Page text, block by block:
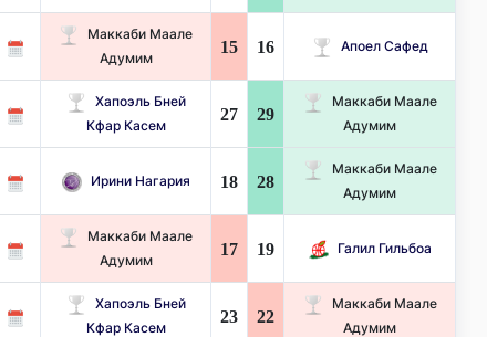
Маккаби Маале
Адумим
15 16 Апоел Сафед
Хапоэль Бней
Кфар Касем
27 29
Маккаби Маале
Адумим
Ирини Нагария 18 28
Маккаби Маале
Адумим
Маккаби Маале
Адумим
17 19 Галил Гильбоа
Хапоэль Бней
Кфар Касем
23 22
Маккаби Маале
Адумим